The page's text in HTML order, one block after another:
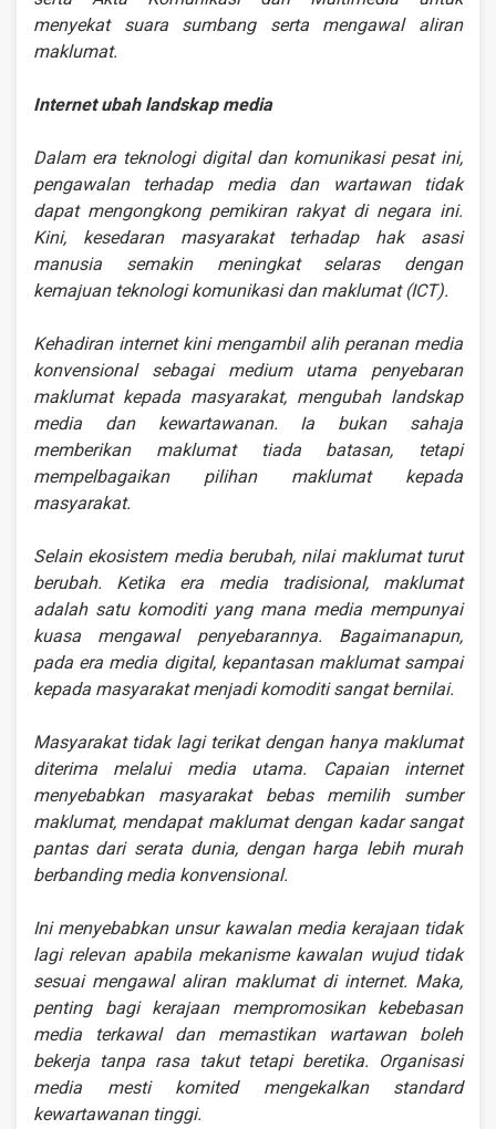
menyekat suara sumbang serta mengawal aliran
maklumat.
Internet ubah landskap media
Dalam era teknologi digital dan komunikasi pesat ini,
pengawalan terhadap media dan wartawan tidak
dapat mengongkong pemikiran rakyat di negara ini.
Kini, kesedaran masyarakat terhadap hak asasi
manusia semakin meningkat selaras dengan
kemajuan teknologi komunikasi dan maklumat (ICT).
Kehadiran internet kini mengambil alih peranan media
konvensional sebagai medium utama penyebaran
maklumat kepada masyarakat, mengubah landskap
media dan kewartawanan. Ia bukan sahaja
memberikan maklumat tiada batasan, tetapi
mempelbagaikan pilihan maklumat kepada
masyarakat.
Selain ekosistem media berubah, nilai maklumat turut
berubah. Ketika era media tradisional, maklumat
adalah satu komoditi yang mana media mempunyai
kuasa mengawal penyebarannya. Bagaimanapun,
pada era media digital, kepantasan maklumat sampai
kepada masyarakat menjadi komoditi sangat bernilai.
Masyarakat tidak lagi terikat dengan hanya maklumat
diterima melalui media utama. Capaian internet
menyebabkan masyarakat bebas memilih sumber
maklumat, mendapat maklumat dengan kadar sangat
pantas dari serata dunia, dengan harga lebih murah
berbanding media konvensional.
Ini menyebabkan unsur kawalan media kerajaan tidak
lagi relevan apabila mekanisme kawalan wujud tidak
sesuai mengawal aliran maklumat di internet. Maka,
penting bagi kerajaan mempromosikan kebebasan
media terkawal dan memastikan wartawan boleh
bekerja tanpa rasa takut tetapi beretika. Organisasi
media mesti komited mengekalkan standard
kewartawanan tinggi.